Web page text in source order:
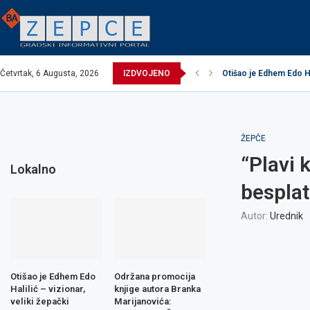
Četvrtak, 6 Augusta, 2026 IZDVOJENO Otišao je Edhem Edo
ŽEPČE
“Plavi
Autor: Urednik
Lokalno
Otišao je Edhem Edo
Halilić – vizionar,
veliki žepački
Održana promocija
knjige autora Branka
Marijanovića: